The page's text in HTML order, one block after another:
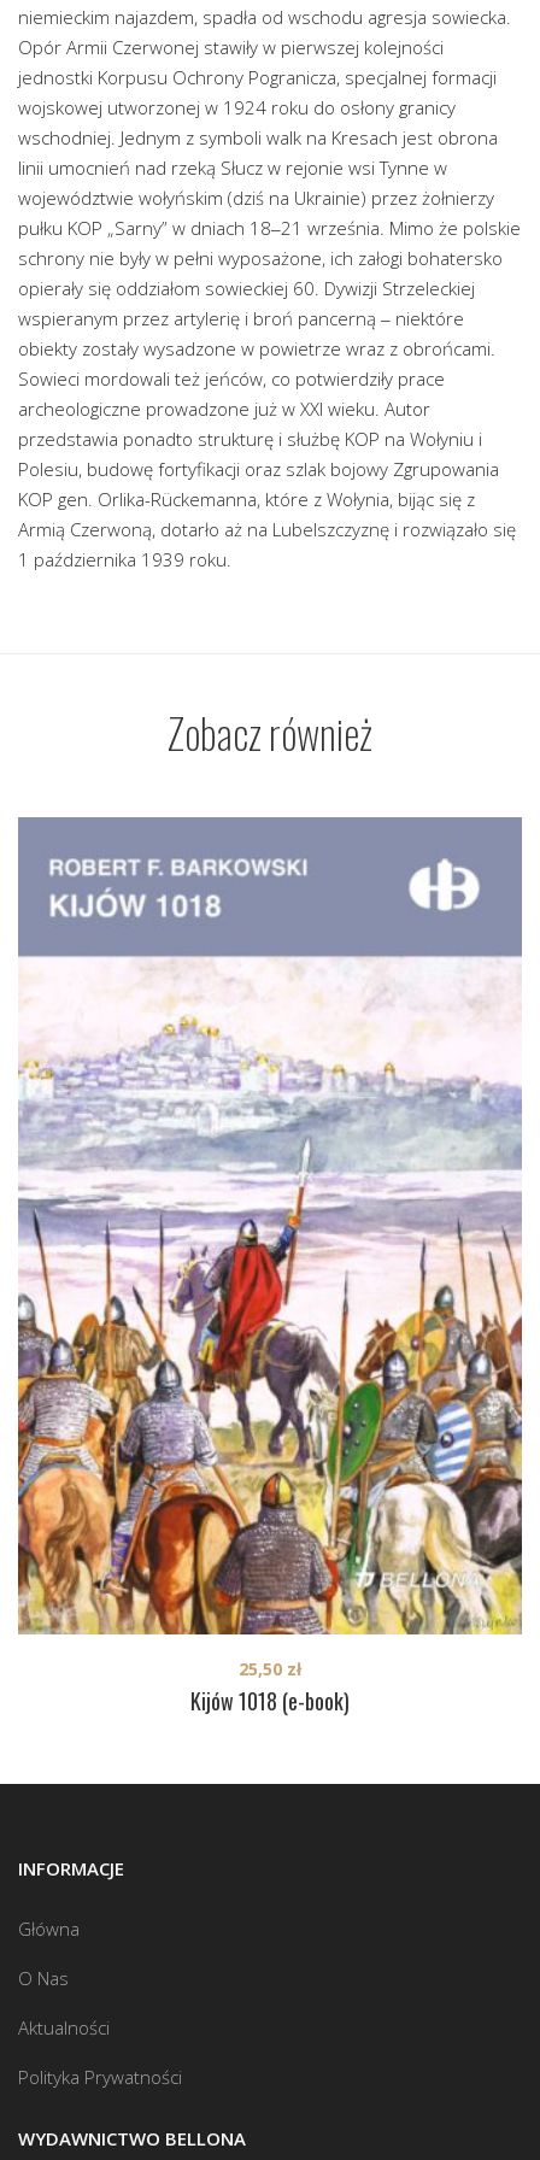
niemieckim najazdem, spadła od wschodu agresja sowiecka.
Opór Armii Czerwonej stawiły w pierwszej kolejności
jednostki Korpusu Ochrony Pogranicza, specjalnej formacji
wojskowej utworzonej w 1924 roku do osłony granicy
wschodniej. Jednym z symboli walk na Kresach jest obrona
linii umocnień nad rzeką Słucz w rejonie wsi Tynne w
województwie wołyńskim (dziś na Ukrainie) przez żołnierzy
pułku KOP „Sarny” w dniach 18‒21 września. Mimo że polskie
schrony nie były w pełni wyposażone, ich załogi bohatersko
opierały się oddziałom sowieckiej 60. Dywizji Strzeleckiej
wspieranym przez artylerię i broń pancerną ‒ niektóre
obiekty zostały wysadzone w powietrze wraz z obrońcami.
Sowieci mordowali też jeńców, co potwierdziły prace
archeologiczne prowadzone już w XXI wieku. Autor
przedstawia ponadto strukturę i służbę KOP na Wołyniu i
Polesiu, budowę fortyfikacji oraz szlak bojowy Zgrupowania
KOP gen. Orlika-Rückemanna, które z Wołynia, bijąc się z
Armią Czerwoną, dotarło aż na Lubelszczyznę i rozwiązało się
1 października 1939 roku.
Zobacz również
Kijów 1018 (e-book)
25,50 zł
INFORMACJE
Główna
O Nas
Aktualności
Polityka Prywatności
WYDAWNICTWO BELLONA